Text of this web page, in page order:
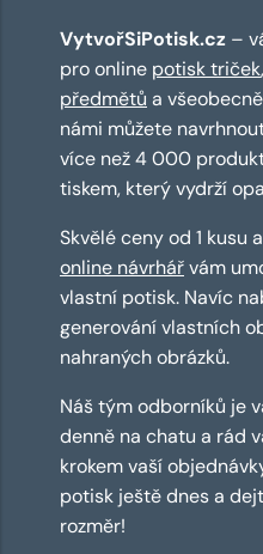
VytvořSiPotisk.cz –
pro online potisk triček,
předmětů a
námi můžete
více než 4 000
tiskem, který vydrží
Skvělé ceny od 1 kusu
online návrhářvám
vlastní potisk. Navíc
generování vlastních
nahraných obrázků.
Náš tým odborníků je
denně na chatu a rád
krokem vaší
potisk ještě dnes a
rozměr!